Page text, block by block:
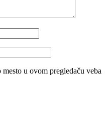
u ovom pregledaču veba